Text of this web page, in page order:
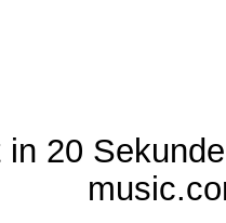
in 20